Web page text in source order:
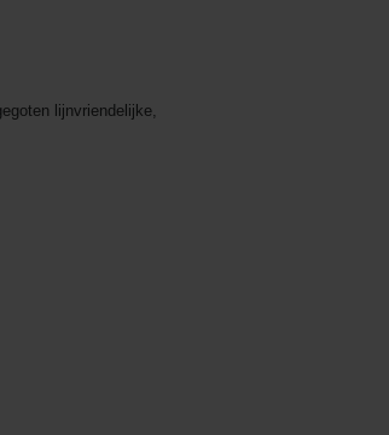
lijnvriendelijke,